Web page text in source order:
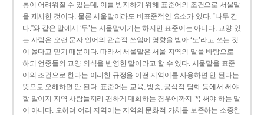
통이 어려워질 수 있는데, 이를 방지하기 위해 표준어의 조건으로 서울말
을 제시한 것이다. 물론 서울말이라도 비표준적인 요소가 있다. “나두 간
다.”와 같은 말에서 ‘두’는 서울말이기는 하지만 표준어는 아니다. 교양 있
는 사람은 오랜 문자 언어의 관습적 쓰임에 영향을 받아 ‘도’라고 쓰는 것
이 옳다고 믿기 때문이다. 따라서 서울말은 서울 지역의 말을 바탕으로
하되 언중들의 교양 의식을 반영한 말이라고 할 수 있다. 서울말을 표준
어의 조건으로 한다는 이러한 규정을 어떤 지역어를 사용하면 안 된다는
뜻으로 오해하면 안 된다. 표준어는 교육, 방송, 공식적 담화 등에서 써야
할 말이지 지역 사람들끼리 편하게 대화하는 경우에까지 꼭 써야 하는 말
이 아니다. 오히려 여러 지역어는 지역의 문화적 가치를 보존하는 소중한